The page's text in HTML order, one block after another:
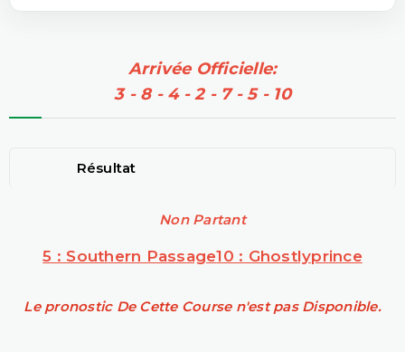
Arrivée Officielle:
3 - 8 - 4 - 2 - 7 - 5 - 10
Résultat
Non Partant
5 : Southern Passage10 : Ghostlyprince
Le pronostic De Cette Course n'est pas Disponible.